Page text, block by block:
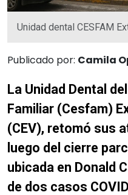
Unidad dental CESFAM
Publicado por: Camila
La Unidad Dental
Familiar (Cesfam)
(CEV), retomó sus
luego del cierre
ubicada en Donald
de dos casos